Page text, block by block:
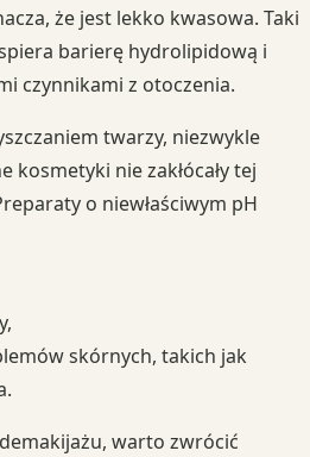
że jest lekko kwasowa. Taki
barierę hydrolipidową i
czynnikami z otoczenia.
twarzy, niezwykle
kosmetyki nie zakłócały tej
o niewłaściwym pH
skórnych, takich jak
warto zwrócić